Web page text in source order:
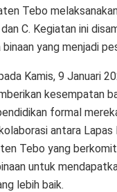
Tebo
C. Kegiatan ini
yang menjadi
Kamis, 9 Januari
kesempatan
formal
antara
Tebo yang
untuk
lebih baik.